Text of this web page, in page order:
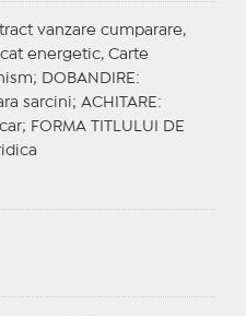
vanzare cumparare,
energetic, Carte
DOBANDIRE :
sarcini; ACHITARE :
FORMA TITLULUI DE